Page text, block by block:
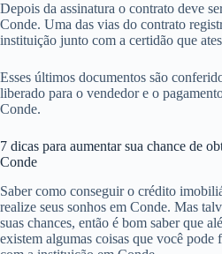
Depois da assinatura o contrato deve
Conde. Uma das vias do contrato
instituição junto com a certidão que
Esses últimos documentos são
liberado para o vendedor e o
Conde.
7 dicas para aumentar sua chance de
Conde
Saber como conseguir o crédito
realize seus sonhos em Conde. Mas
suas chances, então é bom saber que
existem algumas coisas que você pode